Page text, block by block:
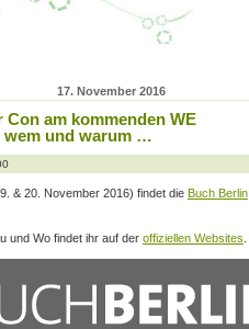
17. November 2016
am kommenden WE
wem und warum …
& 20. November 2016) findet die Buch Berlin
und Wo findet ihr auf der offiziellen Websites